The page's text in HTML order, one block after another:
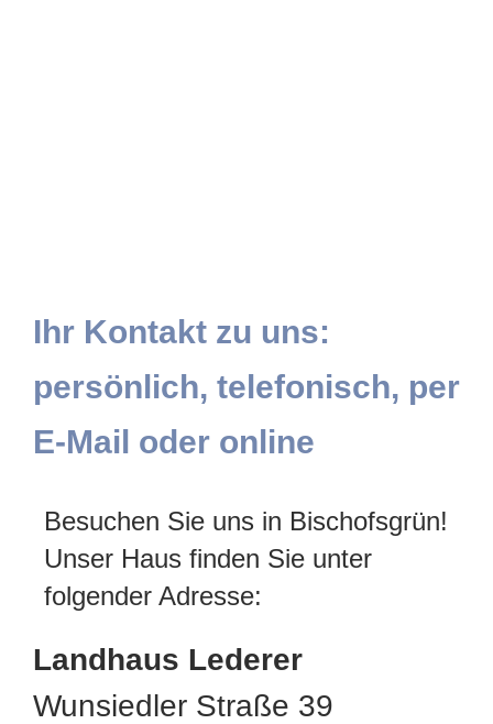
Ihr Kontakt zu uns:
persönlich, telefonisch, per
E-Mail oder online
Besuchen Sie uns in Bischofsgrün!
Unser Haus finden Sie unter
folgender Adresse:
Landhaus Lederer
Wunsiedler Straße 39